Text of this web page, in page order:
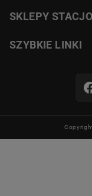
SKLEPY
SZYBKIE LINKI